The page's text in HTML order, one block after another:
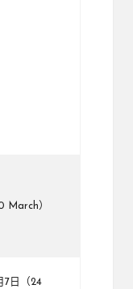
March）
7日（24